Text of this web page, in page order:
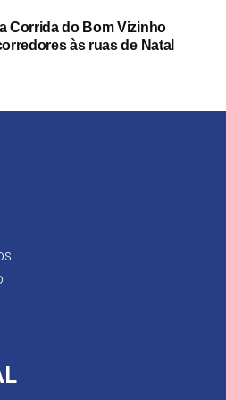
Corrida do Bom Vizinho
às ruas de Natal